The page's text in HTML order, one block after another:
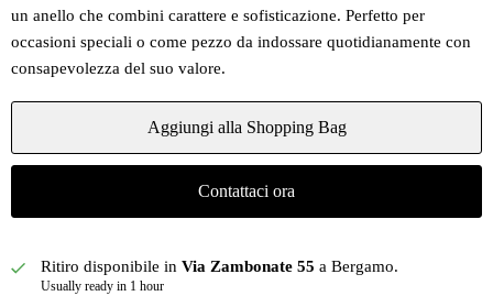
un anello che combini carattere e sofisticazione. Perfetto per
occasioni speciali o come pezzo da indossare quotidianamente con
consapevolezza del suo valore.
Aggiungi alla Shopping Bag
Contattaci ora
Ritiro disponibile in Via Zambonate 55 a Bergamo.
Usually ready in 1 hour